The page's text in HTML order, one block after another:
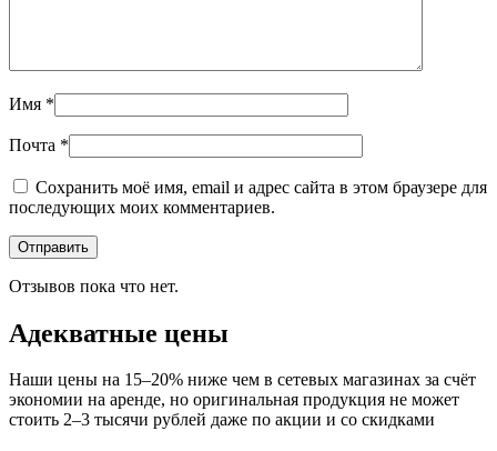
Имя *
Почта *
Сохранить моё имя, email и адрес сайта в этом браузере для
последующих моих комментариев.
Отзывов пока что нет.
Адекватные цены
Наши цены на 15–20% ниже чем в сетевых магазинах за счёт
экономии на аренде, но оригинальная продукция не может
стоить 2–3 тысячи рублей даже по акции и со скидками